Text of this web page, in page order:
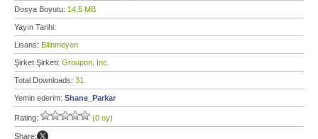
Dosya Boyutu: 14,5 MB
Yayın Tarihi:
Lisans: Bilinmeyen
Şirket Şirketi: Groupon, Inc.
Total Downloads: 31
Yemin ederim: Shane_Parkar
Rating: (0 oy)
Share: